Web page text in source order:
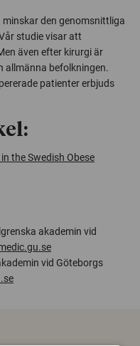
den genomsnittliga
studie visar att
även efter kirurgi är
allmänna befolkningen.
patienter erbjuds
the Swedish Obese
akademin vid
vid Göteborgs